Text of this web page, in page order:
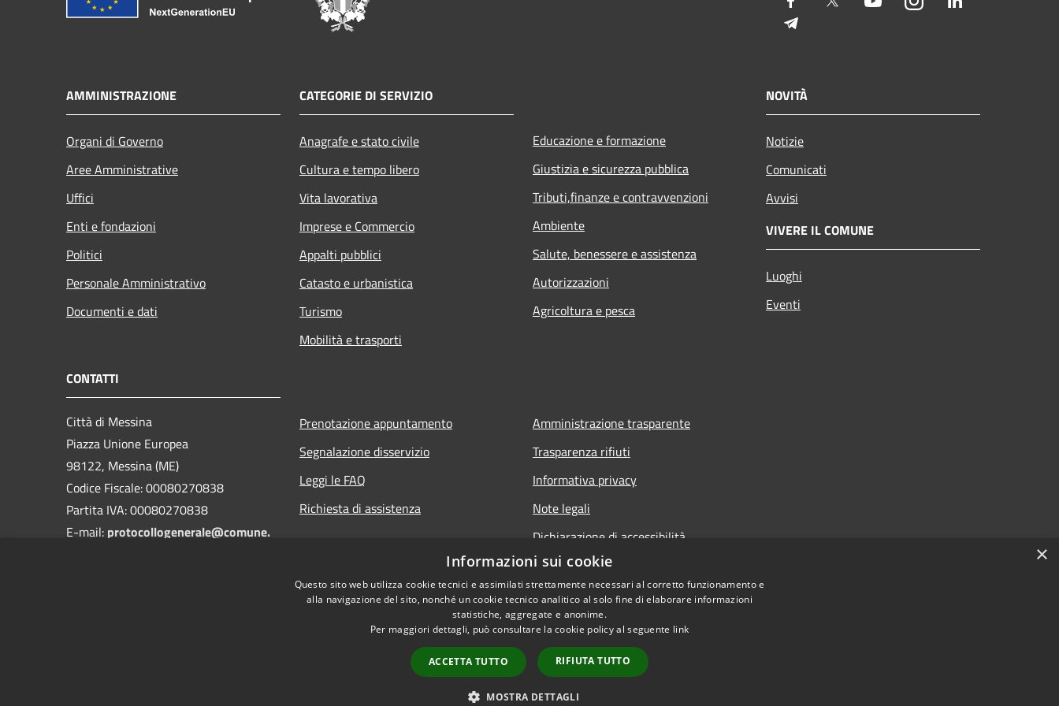
AMMINISTRAZIONE
Organi di Governo
Aree Amministrative
Uffici
Enti e fondazioni
Politici
Personale Amministrativo
Documenti e dati
CATEGORIE DI SERVIZIO
Anagrafe e stato civile
Cultura e tempo libero
Vita lavorativa
Imprese e Commercio
Appalti pubblici
Catasto e urbanistica
Turismo
Mobilità e trasporti
Educazione e formazione
Giustizia e sicurezza pubblica
Tributi,finanze e contravvenzioni
Ambiente
Salute, benessere e assistenza
Autorizzazioni
Agricoltura e pesca
NOVITÀ
Notizie
Comunicati
Avvisi
VIVERE IL COMUNE
Luoghi
Eventi
CONTATTI
Città di Messina
Piazza Unione Europea
98122, Messina (ME)
Codice Fiscale: 00080270838
Partita IVA: 00080270838
E-mail: protocollogenerale@comune.
Prenotazione appuntamento
Segnalazione disservizio
Leggi le FAQ
Richiesta di assistenza
Amministrazione trasparente
Trasparenza rifiuti
Informativa privacy
Note legali
Dichiarazione di accessibilità
Copyright © 2026 • Città di Messina • Powered by
×
Informazioni sui cookie
Questo sito web utilizza cookie tecnici e assimilati strettamente necessari al corretto funzionamento e
alla navigazione del sito, nonché un cookie tecnico analitico al solo fine di elaborare informazioni
statistiche, aggregate e anonime.
Per maggiori dettagli, può consultare la cookie policy al seguente link
ACCETTA TUTTO RIFIUTA TUTTO
MOSTRA DETTAGLI